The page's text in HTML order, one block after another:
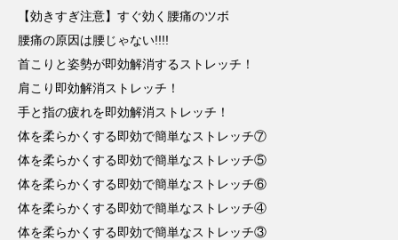
【効きすぎ注意】すぐ効く腰痛のツボ
腰痛の原因は腰じゃない!!!!
首こりと姿勢が即効解消するストレッチ！
肩こり即効解消ストレッチ！
手と指の疲れを即効解消ストレッチ！
体を柔らかくする即効で簡単なストレッチ⑦
体を柔らかくする即効で簡単なストレッチ⑤
体を柔らかくする即効で簡単なストレッチ⑥
体を柔らかくする即効で簡単なストレッチ④
体を柔らかくする即効で簡単なストレッチ③